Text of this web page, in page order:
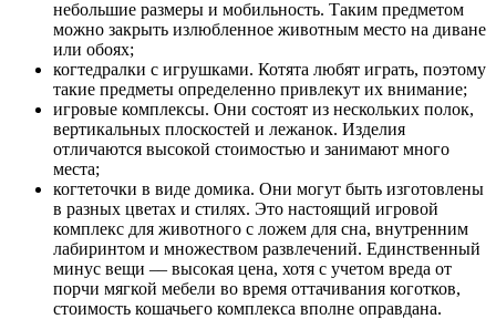
небольшие размеры и мобильность. Таким предметом
можно закрыть излюбленное животным место на диване
или обоях;
когтедралки с игрушками. Котята любят играть, поэтому
такие предметы определенно привлекут их внимание;
игровые комплексы. Они состоят из нескольких полок,
вертикальных плоскостей и лежанок. Изделия
отличаются высокой стоимостью и занимают много
места;
когтеточки в виде домика. Они могут быть изготовлены
в разных цветах и стилях. Это настоящий игровой
комплекс для животного с ложем для сна, внутренним
лабиринтом и множеством развлечений. Единственный
минус вещи –– высокая цена, хотя с учетом вреда от
порчи мягкой мебели во время оттачивания коготков,
стоимость кошачьего комплекса вполне оправдана.